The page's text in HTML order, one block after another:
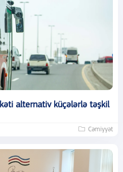
alternativ küçələrlə təşkil
Cəmiyyət